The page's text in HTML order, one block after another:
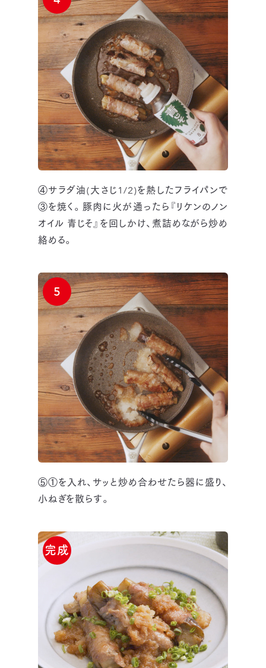
④サラダ油(大さじ1/2)を熱したフライパンで
③を焼く。豚肉に火が通ったら『リケンのノン
オイル 青じそ』を回しかけ、煮詰めながら炒め
絡める。
⑤①を入れ、サッと炒め合わせたら器に盛り、
小ねぎを散らす。
5
完成